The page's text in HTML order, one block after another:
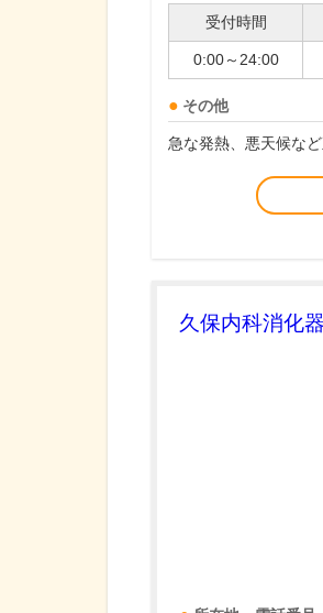
受付時間
0:00～24:00
その他
急な発熱、悪天候な
久保内科消化